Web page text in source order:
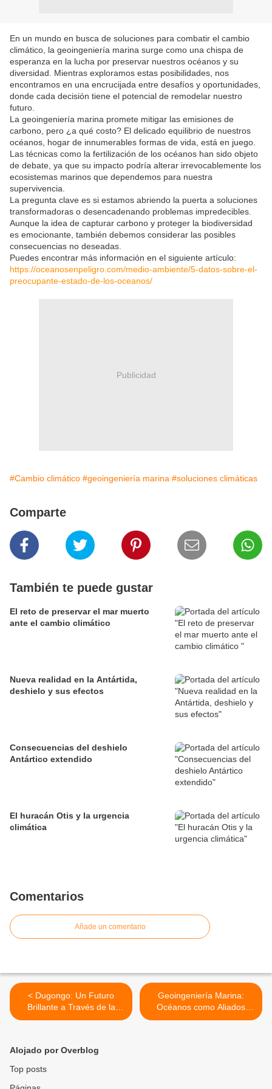
En un mundo en busca de soluciones para combatir el cambio
climático, la geoingeniería marina surge como una chispa de
esperanza en la lucha por preservar nuestros océanos y su
diversidad. Mientras exploramos estas posibilidades, nos
encontramos en una encrucijada entre desafíos y oportunidades,
donde cada decisión tiene el potencial de remodelar nuestro
futuro.
La geoingeniería marina promete mitigar las emisiones de
carbono, pero ¿a qué costo? El delicado equilibrio de nuestros
océanos, hogar de innumerables formas de vida, está en juego.
Las técnicas como la fertilización de los océanos han sido objeto
de debate, ya que su impacto podría alterar irrevocablemente los
ecosistemas marinos que dependemos para nuestra
supervivencia.
La pregunta clave es si estamos abriendo la puerta a soluciones
transformadoras o desencadenando problemas impredecibles.
Aunque la idea de capturar carbono y proteger la biodiversidad
es emocionante, también debemos considerar las posibles
consecuencias no deseadas.
Puedes encontrar más información en el siguiente artículo:
https://oceanosenpeligro.com/medio-ambiente/5-datos-sobre-el-
preocupante-estado-de-los-oceanos/
Publicidad
#Cambio climático #geoingeniería marina #soluciones climáticas
Comparte
También te puede gustar
El reto de preservar el mar muerto
ante el cambio climático
Nueva realidad en la Antártida,
deshielo y sus efectos
Consecuencias del deshielo
Antártico extendido
El huracán Otis y la urgencia
climática
Comentarios
Añade un comentario
< Dugongo: Un Futuro
Brillante a Través de la
Acción
Geoingeniería Marina:
Océanos como Aliados
Verdes >
Alojado por Overblog
Top posts